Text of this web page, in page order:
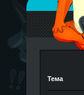
Тема